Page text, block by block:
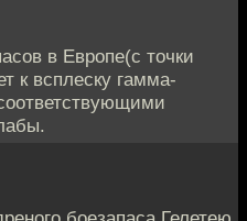
в Европе(с точки
к всплеску гамма-